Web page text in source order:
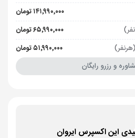
۱۴۱٬۹۹۰٬۰۰۰ تومان
۶۵٬۹۹۰٬۰۰۰ تومان
۵۱٬۹۹۰٬۰۰۰ تومان
و رزرو رایگان
این اکسپرس ایروان